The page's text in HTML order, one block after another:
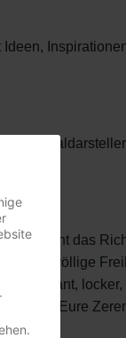
nicht das
völlige
elegant,
die Eure